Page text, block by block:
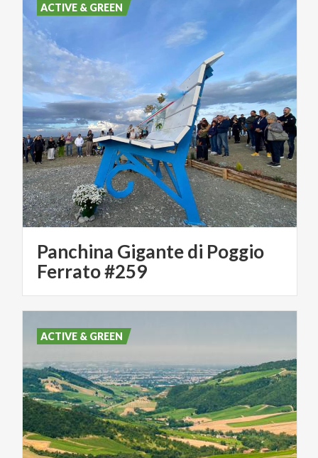
Panchina Gigante di Poggio
Ferrato #259
ACTIVE & GREEN
ACTIVE & GREEN